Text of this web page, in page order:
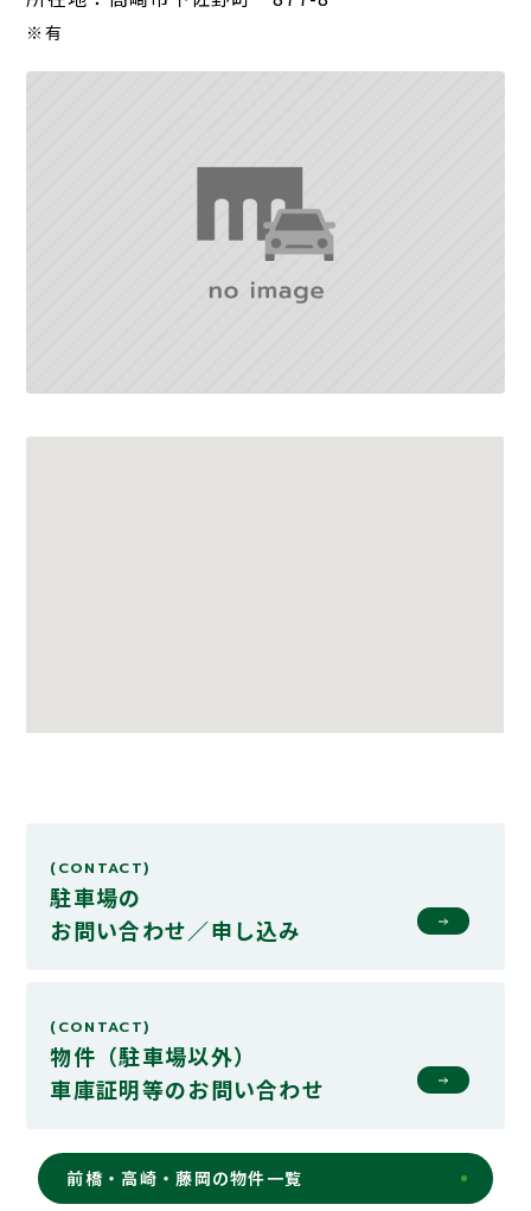
※有
(CONTACT)
駐車場の
お問い合わせ／申し込み
(CONTACT)
物件（駐車場以外）
車庫証明等のお問い合わせ
前橋・高崎・藤岡の物件一覧